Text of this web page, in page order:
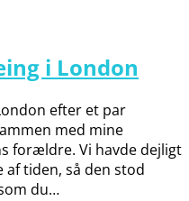
i London
efter et par
med mine
forældre. Vi havde dejligt
tiden, så den stod
du…